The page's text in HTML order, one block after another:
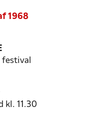
1968
kl. 11.30